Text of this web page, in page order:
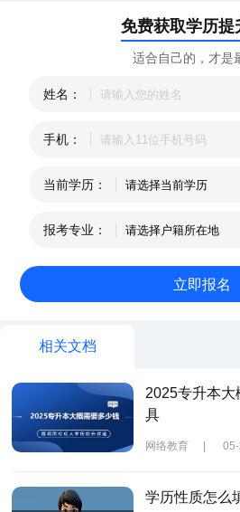
免费获取学历提
适合自己的，才是
姓名：
手机：
当前学历：
报考专业：
相关文档
2025专升本
具
网络教育 |
学历性质怎么